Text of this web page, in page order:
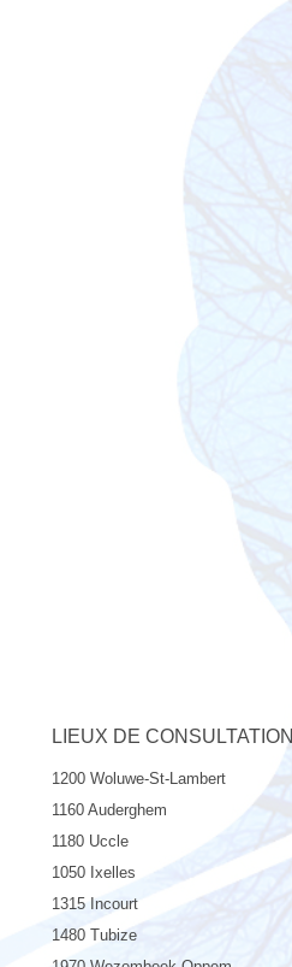
LIEUX DE CONSULTATION
1200 Woluwe-St-Lambert
1160 Auderghem
1180 Uccle
1050 Ixelles
1315 Incourt
1480 Tubize